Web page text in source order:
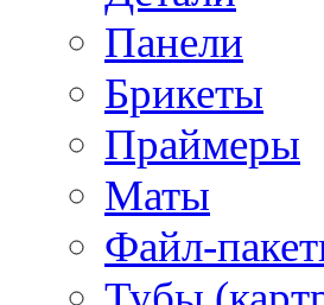
Панели
Брикеты
Праймеры
Маты
Файл-